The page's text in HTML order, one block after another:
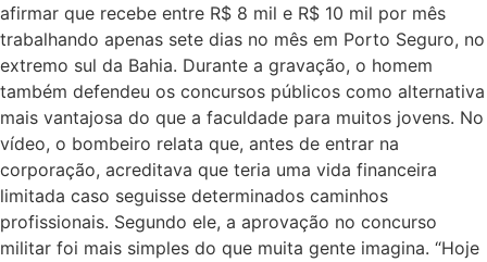
afirmar que recebe entre R$ 8 mil e R$ 10 mil por mês
trabalhando apenas sete dias no mês em Porto Seguro, no
extremo sul da Bahia. Durante a gravação, o homem
também defendeu os concursos públicos como alternativa
mais vantajosa do que a faculdade para muitos jovens. No
vídeo, o bombeiro relata que, antes de entrar na
corporação, acreditava que teria uma vida financeira
limitada caso seguisse determinados caminhos
profissionais. Segundo ele, a aprovação no concurso
militar foi mais simples do que muita gente imagina. “Hoje